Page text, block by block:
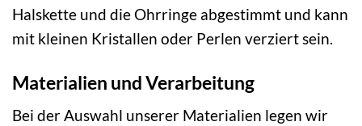
Halskette und die Ohrringe abgestimmt und kann
mit kleinen Kristallen oder Perlen verziert sein.
Materialien und Verarbeitung
Bei der Auswahl unserer Materialien legen wir